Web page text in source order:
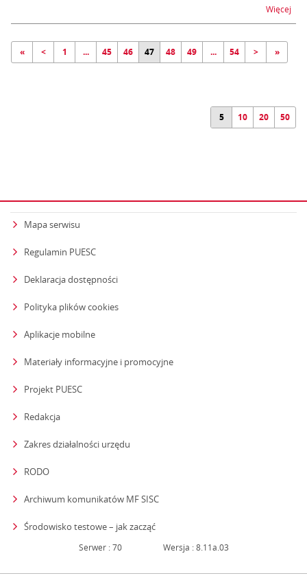
Więcej
« < 1 ... 45 46 47 48 49 ... 54 > »
5 10 20 50
Mapa serwisu
Regulamin PUESC
Deklaracja dostępności
Polityka plików cookies
Aplikacje mobilne
Materiały informacyjne i promocyjne
Projekt PUESC
Redakcja
Zakres działalności urzędu
RODO
Archiwum komunikatów MF SISC
Środowisko testowe – jak zacząćstrona otwiera się w nowym oknie
Serwer : 70 Wersja : 8.11a.03